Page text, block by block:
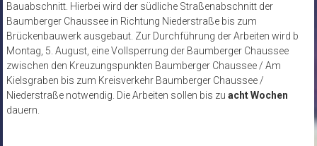
Bauabschnitt. Hierbei wird der südliche Straßenabschnitt der
Baumberger Chaussee in Richtung Niederstraße bis zum
Brückenbauwerk ausgebaut. Zur Durchführung der Arbeiten wird b
Montag, 5. August, eine Vollsperrung der Baumberger Chaussee
zwischen den Kreuzungspunkten Baumberger Chaussee / Am
Kielsgraben bis zum Kreisverkehr Baumberger Chaussee /
Niederstraße notwendig. Die Arbeiten sollen bis zu acht Wochen
dauern.